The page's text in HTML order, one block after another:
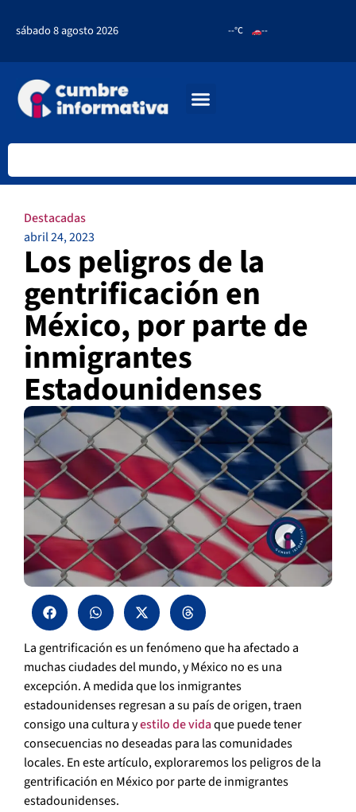
sábado 8 agosto 2026 --°C --
Destacadas
abril 24, 2023
Los peligros de la
gentrificación en
México, por parte de
inmigrantes
Estadounidenses
La gentrificación es un fenómeno que ha afectado a
muchas ciudades del mundo, y México no es una
excepción. A medida que los inmigrantes
estadounidenses regresan a su país de origen, traen
consigo una cultura yestilo de vidaque puede tener
consecuencias no deseadas para las comunidades
locales. En este artículo, exploraremos los peligros de la
gentrificación en México por parte de inmigrantes
estadounidenses.